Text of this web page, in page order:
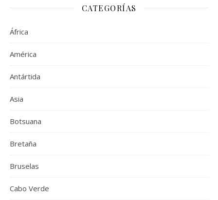
CATEGORÍAS
África
América
Antártida
Asia
Botsuana
Bretaña
Bruselas
Cabo Verde